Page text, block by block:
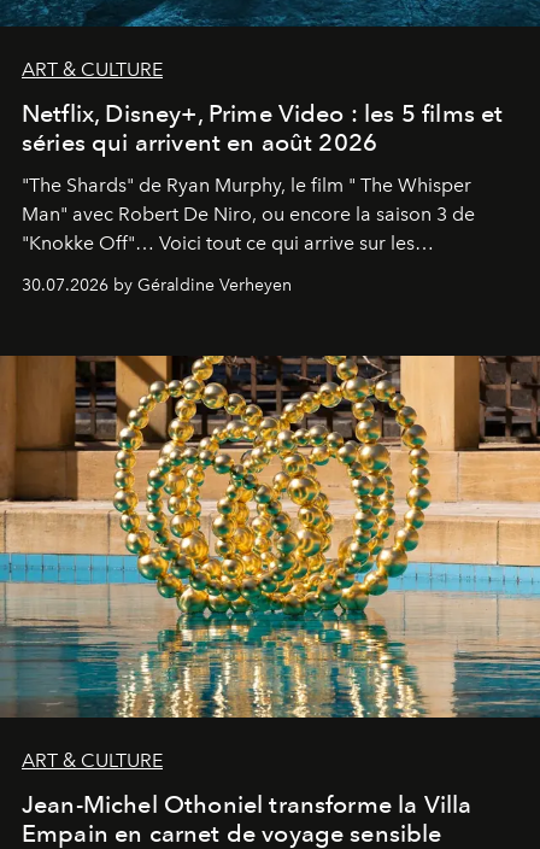
ART & CULTURE
Netflix, Disney+, Prime Video : les 5 films et
séries qui arrivent en août 2026
"The Shards" de Ryan Murphy, le film " The Whisper
Man" avec Robert De Niro, ou encore la saison 3 de
"Knokke Off"… Voici tout ce qui arrive sur les
plateformes de streaming en août 2026.
30.07.2026 by Géraldine Verheyen
ART & CULTURE
Jean-Michel Othoniel transforme la Villa
Empain en carnet de voyage sensible